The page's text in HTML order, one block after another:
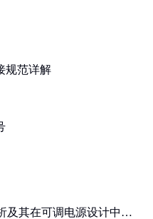
规范详解
及其在可调电源设计中的